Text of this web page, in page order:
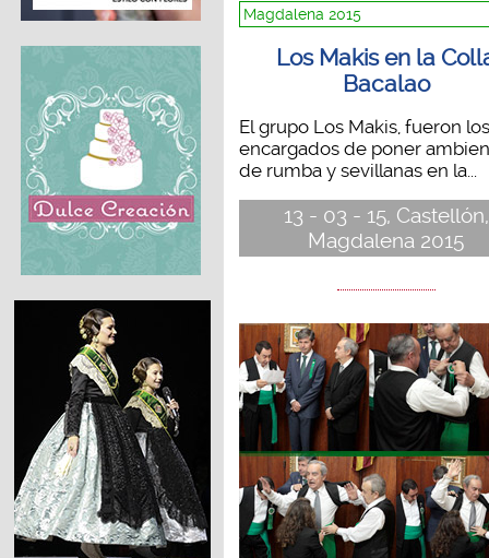
Magdalena 2015
Los Makis en la
Bacalao
El grupo Los Makis, fueron los
encargados de poner
de rumba y sevillanas en la...
13 - 03 - 15, Castellón,
Magdalena 2015